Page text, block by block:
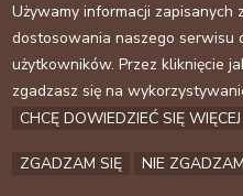
Używamy informacji
dostosowania naszego serwisu
użytkowników. Przez kliknięcie
zgadzasz się na
CHCĘ DOWIEDZIEĆ SIĘ WIĘCEJ
ZGADZAM SIĘ NIE